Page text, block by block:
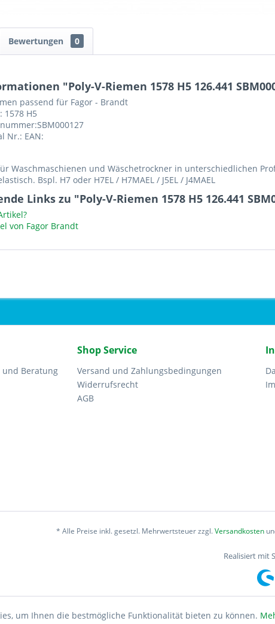
Bewertungen 0
"Poly-V-Riemen 1578 H5 126.441
passend für Fagor - Brandt
1578 H5
Nr.: EAN:
Waschmaschienen und Wäschetrockner in unterschiedlichen
Bspl. H7 oder H7EL / H7MAEL / J5EL / J4MAEL
Links zu "Poly-V-Riemen 1578 H5 126.441
von Fagor Brandt
Beratung
Shop Service
Versand und Zahlungsbedingungen
Widerrufsrecht
AGB
* Alle Preise inkl. gesetzl. Mehrwertsteuer zzgl.Versandkosten
Realisiert mit
um Ihnen die bestmögliche Funktionalität bieten zu können.